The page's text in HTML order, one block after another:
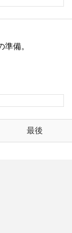
備。
最後